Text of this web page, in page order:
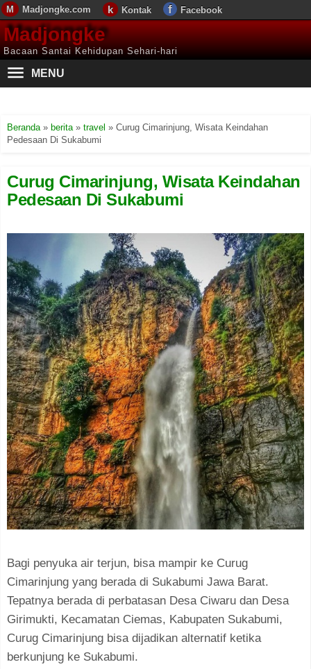
Madjongke.com Kontak Facebook
Madjongke
Bacaan Santai Kehidupan Sehari-hari
MENU
Beranda» berita» travel » Curug Cimarinjung, Wisata Keindahan
Pedesaan Di Sukabumi
Curug Cimarinjung, Wisata Keindahan
Pedesaan Di Sukabumi
Bagi penyuka air terjun, bisa mampir ke Curug
Cimarinjung yang berada di Sukabumi Jawa Barat.
Tepatnya berada di perbatasan Desa Ciwaru dan Desa
Girimukti, Kecamatan Ciemas, Kabupaten Sukabumi,
Curug Cimarinjung bisa dijadikan alternatif ketika
berkunjung ke Sukabumi.